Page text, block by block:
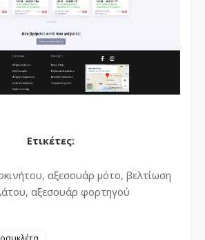
Ετικέτες:
αξεσουάρ μότο, βελτίωση
αξεσουάρ φορτηγού